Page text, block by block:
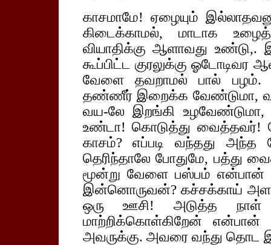
காசமாமே! ஏழையும்
கிடைக்காமல், மாடாக
வியாதிக்கு ஆளாவது
கூப்பிட்ட குரலுக்கு
வேளை தவறாமல் பால் பழம்.
தண்ணீர் இறைக்க வேண்டுமா,
வய-லே இறங்கி
உண்டா! கொடுத்து வைத்தவர்!
காசம்? எப்படி வந்தது அந்த
தெரிந்தாலே போதுமே, பத்து
மூன்று வேளை பஸ்பம் என்பான்
இன்னொருவன்? கச்சக்காய்
ஒரு ஊசி! அடுத்த நாள்
மாற்றிக்கொள்கிறேன்
அவருக்கு. அவரை வந்து தொட